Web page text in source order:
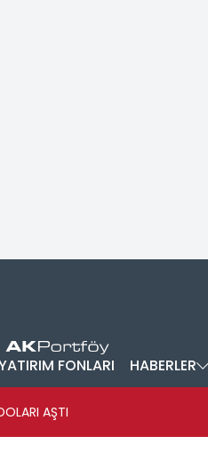
FONLARI HABERLER
AŞTI